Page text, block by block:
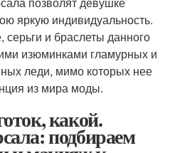
яркую индивидуальность.
и браслеты данного
изюминками гламурных и
леди, мимо которых нее
из мира моды.
какой.
подбираем